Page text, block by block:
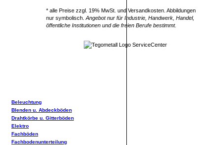
* alle Preise zzgl. 19% MwSt. und Versandkosten. Abbildungen
nur symbolisch. Angebot nur für Industrie, Handwerk, Handel,
öffentliche Institutionen und die freien Berufe bestimmt.
Beleuchtung
Blenden u. Abdeckböden
Drahtkörbe u. Gitterböden
Elektro
Fachböden
Fachbodenunterteilung